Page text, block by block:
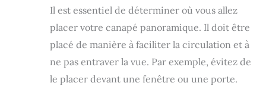
Il est essentiel de déterminer où vous allez
placer votre canapé panoramique. Il doit être
placé de manière à faciliter la circulation et à
ne pas entraver la vue. Par exemple, évitez de
le placer devant une fenêtre ou une porte.